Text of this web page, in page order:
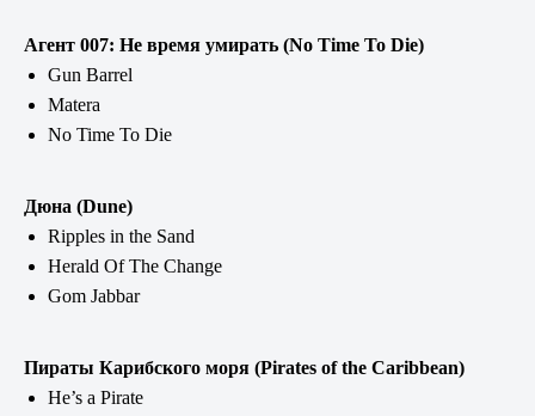
Агент 007: Не время умирать (No Time To Die)
Gun Barrel
Matera
No Time To Die
Дюна (Dune)
Ripples in the Sand
Herald Of The Change
Gom Jabbar
Пираты Карибского моря (Pirates of the Caribbean)
He’s a Pirate